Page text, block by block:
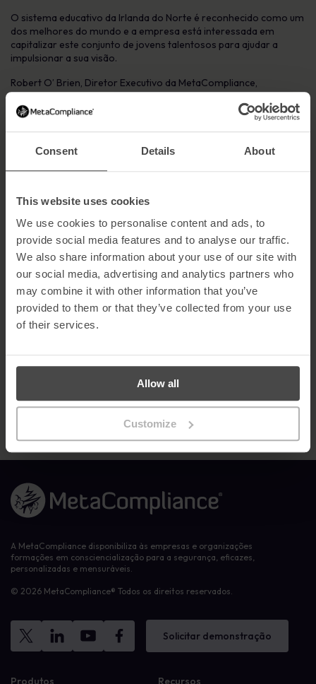
Consent Details About
This website uses cookies
We use cookies to personalise content and ads, to
provide social media features and to analyse our traffic.
We also share information about your use of our site with
our social media, advertising and analytics partners who
may combine it with other information that you’ve
provided to them or that they’ve collected from your use
of their services.
Allow all
Customize
O sistema educativo da Irlanda do Norte é reconhecido como um
dos melhores do mundo e a empresa está interessada em
capitalizar este conjunto de jovens talentosos para ajudar a
impulsionar a sua visão.
Robert O’ Brien, Diretor Executivo da MetaCompliance,
comentou sobre a grande campanha de recrutamento:
“Estamos à procura de licenciados que queiram trabalhar com os
melhores talentos da tecnologia SaaS. É um mérito dos pais e
professores que investiram nos seus filhos através da educação
e estamos muito satisfeitos por podermos oferecer empregos
A MetaCompliance reúne os melhores talentos e compete com
todo o mundo”.
A iniciativa de recrutamento surge na sequência de um ano de
grande sucesso para a empresa, que viu duplicar o seu volume de
negócios, duplicar a sua força de trabalho e expandir a sua
carteira de produtos. A empresa planeia desenvolver este
crescimento tanto a nível local como na sua base em Atlanta,
Geórgia.
Para mais informações ou para agendar uma reunião com a
MetaCompliance, contacta Geraldine Strawbridge através do
número 02871 160570
Ligação à página inicial
A MetaCompliance disponibiliza às empresas e organizações
formações em consciencialização para a segurança, eficazes,
personalizadas e mensuráveis.
© 2026 MetaCompliance® Todos os direitos reservados.
Solicitar demonstração
Produtos Recursos